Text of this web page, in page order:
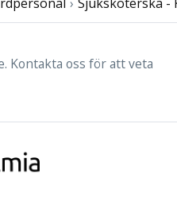
Läkare
Kontakta oss för att veta